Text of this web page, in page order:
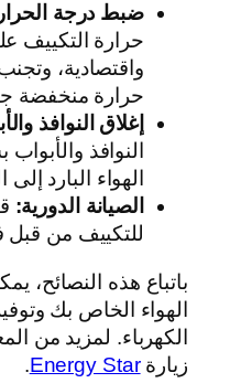
ضبط درجة
حرارة التكييف
واقتصادية،
حرارة منخفضة
إغلاق النوافذ
النوافذ
الهواء البارد إلى
الصيانة الدورية:
للتكييف من
باتباع هذه النصائح،
الهواء الخاص بك
الكهرباء. لمزيد من
زيارةEnergy Star
.